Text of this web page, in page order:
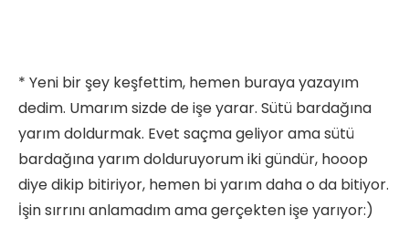
* Yeni bir şey keşfettim, hemen buraya yazayım
dedim. Umarım sizde de işe yarar. Sütü bardağına
yarım doldurmak. Evet saçma geliyor ama sütü
bardağına yarım dolduruyorum iki gündür, hooop
diye dikip bitiriyor, hemen bi yarım daha o da bitiyor.
İşin sırrını anlamadım ama gerçekten işe yarıyor:)